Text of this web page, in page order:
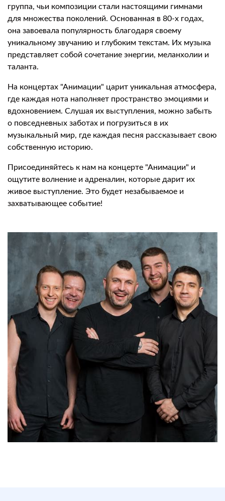
группа, чьи композиции стали настоящими гимнами
для множества поколений. Основанная в 80-х годах,
она завоевала популярность благодаря своему
уникальному звучанию и глубоким текстам. Их музыка
представляет собой сочетание энергии, меланхолии и
таланта.
На концертах "Анимации" царит уникальная атмосфера,
где каждая нота наполняет пространство эмоциями и
вдохновением. Слушая их выступления, можно забыть
о повседневных заботах и погрузиться в их
музыкальный мир, где каждая песня рассказывает свою
собственную историю.
Присоединяйтесь к нам на концерте "Анимации" и
ощутите волнение и адреналин, которые дарит их
живое выступление. Это будет незабываемое и
захватывающее событие!